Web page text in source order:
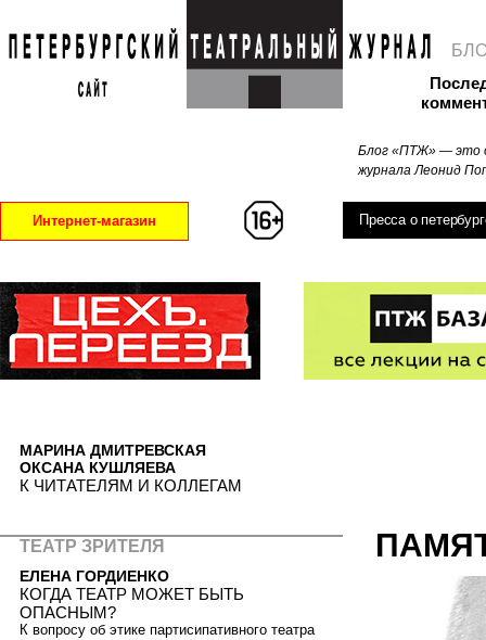
Блог «ПТЖ» — это
журнала Леонид
Интернет-магазин Пресса о
МАРИНА ДМИТРЕВСКАЯ
ОКСАНА КУШЛЯЕВА
К ЧИТАТЕЛЯМ И КОЛЛЕГАМ
ТЕАТР ЗРИТЕЛЯ
ЕЛЕНА ГОРДИЕНКО
КОГДА ТЕАТР МОЖЕТ БЫТЬ
ОПАСНЫМ?
К вопросу об этике партисипативного театра